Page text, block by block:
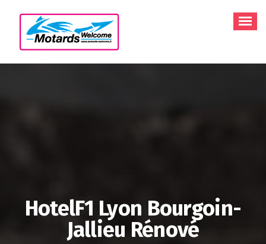
contenu
HotelF1 Lyon Bourgoin-
Jallieu Rénové